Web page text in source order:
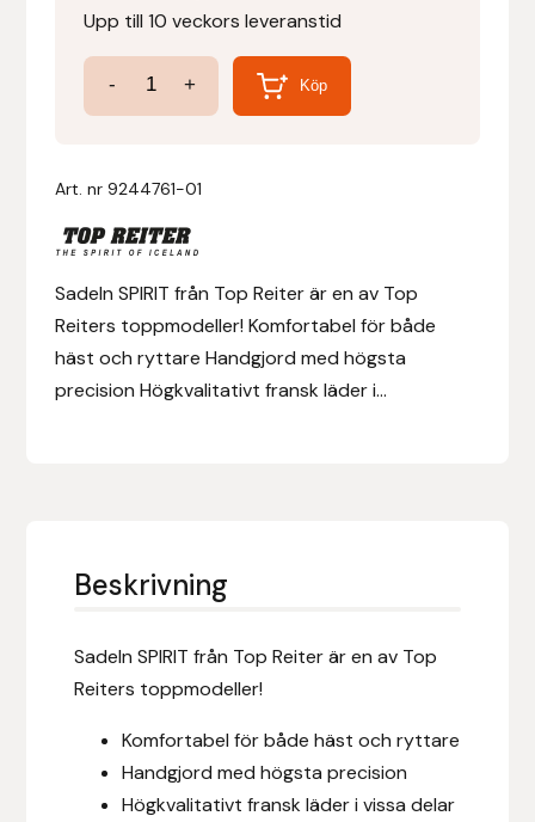
Upp till 10 veckors leveranstid
-
Sadel
Spirit
+ Köp
Art. nr9244761-01
Sadeln SPIRIT från Top Reiter är en av Top
Reiters toppmodeller! Komfortabel för både
häst och ryttare Handgjord med högsta
precision Högkvalitativt fransk läder i...
Beskrivning
Sadeln SPIRIT från Top Reiter är en av Top
Reiters toppmodeller!
Komfortabel för både häst och ryttare
Handgjord med högsta precision
Högkvalitativt fransk läder i vissa delar
Denni Design
Denni Design / Bomber Bits
Draupnir
Dy’on
E.A. Mattes
Eclipse Biofarmab
Equality Line
EQUES | KINGSLAND